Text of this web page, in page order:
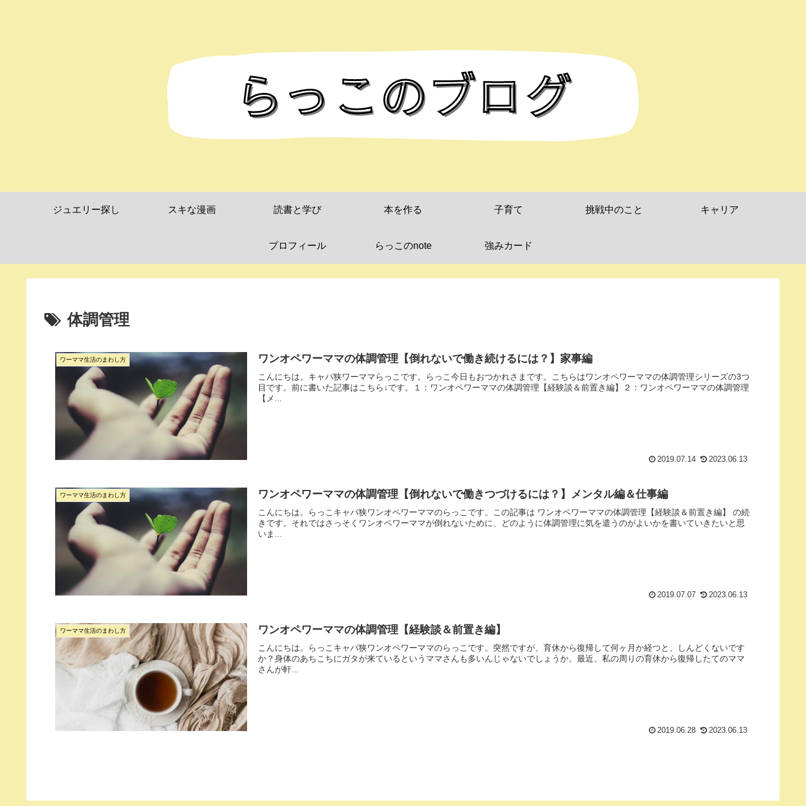
ジュエリー探し スキな漫画 読書と学び 本を作る 子育て 挑戦中のこと キャリア
プロフィール らっこのnote 強みカード
体調管理
ワーママ生活のまわし方 ワンオペワーママの体調管理【倒れないで働き続けるには？】家事編
こんにちは。キャパ狭ワーママらっこです。らっこ今日もおつかれさまです。こちらはワンオペワーママの体調管理シリーズの3つ
目です。前に書いた記事はこちら↓です。１：ワンオペワーママの体調管理【経験談＆前置き編】２：ワンオペワーママの体調管理
【メ...
2019.07.14 2023.06.13
ワーママ生活のまわし方 ワンオペワーママの体調管理【倒れないで働きつづけるには？】メンタル編＆仕事編
こんにちは。らっこキャパ狭ワンオペワーママのらっこです。この記事は ワンオペワーママの体調管理【経験談＆前置き編】 の続
きです。それではさっそくワンオペワーママが倒れないために、どのように体調管理に気を遣うのがよいかを書いていきたいと思
いま...
2019.07.07 2023.06.13
ワーママ生活のまわし方 ワンオペワーママの体調管理【経験談＆前置き編】
こんにちは。らっこキャパ狭ワンオペワーママのらっこです。突然ですが、育休から復帰して何ヶ月か経つと、しんどくないです
か？身体のあちこちにガタが来ているというママさんも多いんじゃないでしょうか。最近、私の周りの育休から復帰したてのママ
さんが軒...
2019.06.28 2023.06.13